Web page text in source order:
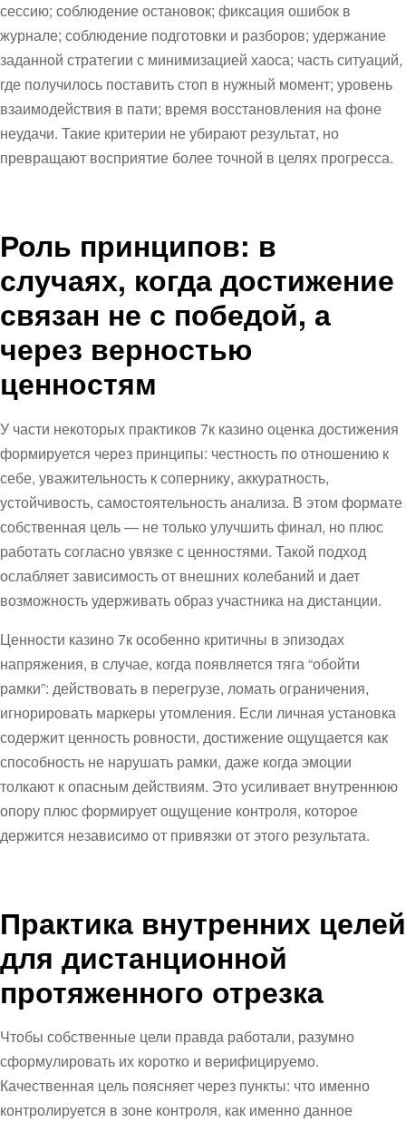
сессию; соблюдение остановок; фиксация ошибок в
журнале; соблюдение подготовки и разборов; удержание
заданной стратегии с минимизацией хаоса; часть ситуаций,
где получилось поставить стоп в нужный момент; уровень
взаимодействия в пати; время восстановления на фоне
неудачи. Такие критерии не убирают результат, но
превращают восприятие более точной в целях прогресса.
Роль принципов: в
случаях, когда достижение
связан не с победой, а
через верностью
ценностям
У части некоторых практиков 7к казино оценка достижения
формируется через принципы: честность по отношению к
себе, уважительность к сопернику, аккуратность,
устойчивость, самостоятельность анализа. В этом формате
собственная цель — не только улучшить финал, но плюс
работать согласно увязке с ценностями. Такой подход
ослабляет зависимость от внешних колебаний и дает
возможность удерживать образ участника на дистанции.
Ценности казино 7к особенно критичны в эпизодах
напряжения, в случае, когда появляется тяга “обойти
рамки”: действовать в перегрузе, ломать ограничения,
игнорировать маркеры утомления. Если личная установка
содержит ценность ровности, достижение ощущается как
способность не нарушать рамки, даже когда эмоции
толкают к опасным действиям. Это усиливает внутреннюю
опору плюс формирует ощущение контроля, которое
держится независимо от привязки от этого результата.
Практика внутренних целей
для дистанционной
протяженного отрезка
Чтобы собственные цели правда работали, разумно
сформулировать их коротко и верифицируемо.
Качественная цель поясняет через пункты: что именно
контролируется в зоне контроля, как именно данное